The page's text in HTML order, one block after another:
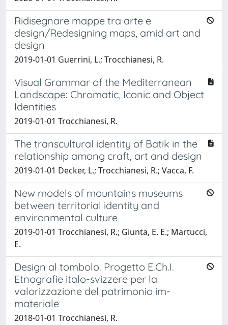
Ridisegnare mappe tra arte e
design/Redesigning maps, amid art and
design
2019-01-01 Guerrini, L.; Trocchianesi, R.
Visual Grammar of the Mediterranean
Landscape: Chromatic, Iconic and Object
Identities
2019-01-01 Trocchianesi, R.
The transcultural identity of Batik in the
relationship among craft, art and design
2019-01-01 Decker, L.; Trocchianesi, R.; Vacca, F.
New models of mountains museums
between territorial identity and
environmental culture
2019-01-01 Trocchianesi, R.; Giunta, E. E.; Martucci,
E.
Design al tombolo. Progetto E.Ch.I.
Etnografie italo-svizzere per la
valorizzazione del patrimonio im-
materiale
2018-01-01 Trocchianesi, R.